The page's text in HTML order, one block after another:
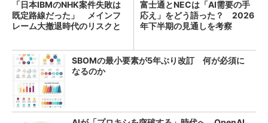
「日本IBMのNHK案件失敗は
既定路線だった」 メインフ
レーム大撤退時代のリスクと
富士通とNECは「AI需要の手
応え」をどう語った？ 2026
年下半期の見通しを考察
SBOMの最小要素が5年ぶり改訂 何が必須に
なるのか